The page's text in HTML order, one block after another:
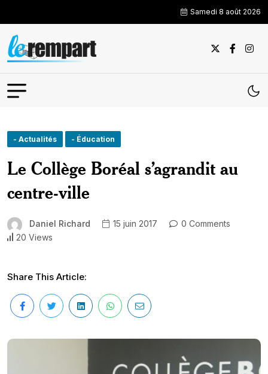
Samedi 8 août 2026
- Actualités - Éducation
Le Collège Boréal s’agrandit au
centre-ville
Daniel Richard 15 juin 2017
0 Comments
20 Views
Share This Article: